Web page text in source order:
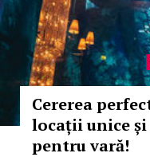
Cererea
locații unice
pentru vară!